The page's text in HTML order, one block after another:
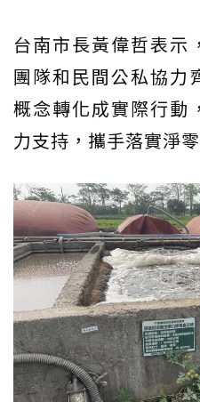
台南市長黃偉哲表示
團隊和民間公私協力
概念轉化成實際行動
力支持，攜手落實淨